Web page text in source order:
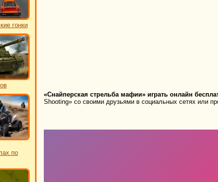
гонки
по
«Снайперская стрельба мафии» играть онлайн
Shooting» со своими друзьями в социальных сетях или